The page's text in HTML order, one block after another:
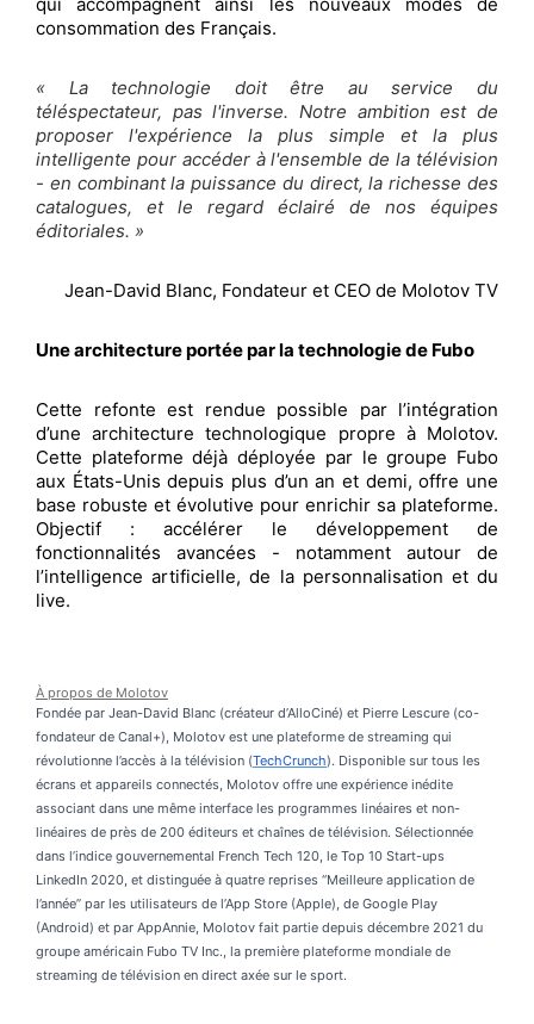
consommation des Français.
« La technologie doit être au service du
téléspectateur, pas l'inverse. Notre ambition est de
proposer l'expérience la plus simple et la plus
intelligente pour accéder à l'ensemble de la télévision
- en combinant la puissance du direct, la richesse des
catalogues, et le regard éclairé de nos équipes
éditoriales. »
Jean-David Blanc, Fondateur et CEO de Molotov TV
Une architecture portée par la technologie de Fubo
Cette refonte est rendue possible par l’intégration
d’une architecture technologique propre à Molotov.
Cette plateforme déjà déployée par le groupe Fubo
aux États-Unis depuis plus d’un an et demi, offre une
base robuste et évolutive pour enrichir sa plateforme.
Objectif : accélérer le développement de
fonctionnalités avancées - notamment autour de
l’intelligence artificielle, de la personnalisation et du
live.
À propos de Molotov
Fondée par Jean-David Blanc (créateur d’AlloCiné) et Pierre Lescure (co-
fondateur de Canal+), Molotov est une plateforme de streaming qui
révolutionne l’accès à la télévision (TechCrunch). Disponible sur tous les
écrans et appareils connectés, Molotov offre une expérience inédite
associant dans une même interface les programmes linéaires et non-
linéaires de près de 200 éditeurs et chaînes de télévision. Sélectionnée
dans l’indice gouvernemental French Tech 120, le Top 10 Start-ups
LinkedIn 2020, et distinguée à quatre reprises ‘‘Meilleure application de
l’année’’ par les utilisateurs de l’App Store (Apple), de Google Play
(Android) et par AppAnnie, Molotov fait partie depuis décembre 2021 du
groupe américain Fubo TV Inc., la première plateforme mondiale de
streaming de télévision en direct axée sur le sport.